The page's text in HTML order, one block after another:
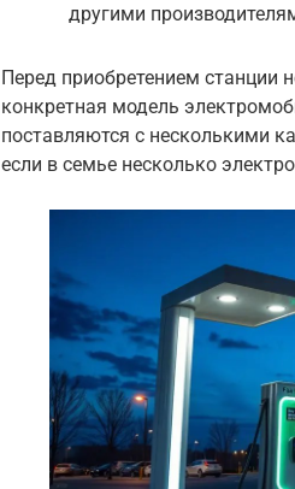
другими
Перед приобретением станции
конкретная модель
поставляются с несколькими
если в семье несколько